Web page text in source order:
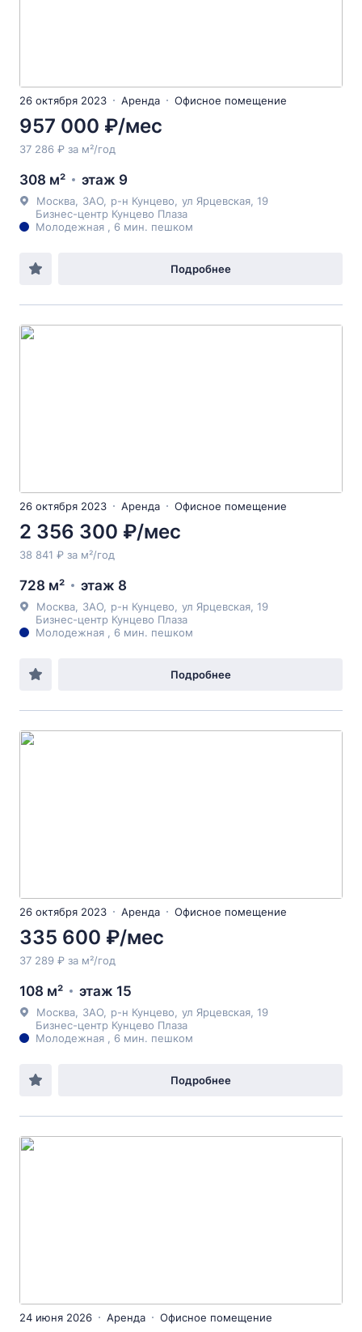
26 октября 2023 Аренда Офисное помещение
957 000 ₽/мес
37 286 ₽ за м²/год
308 м² этаж 9
Москва ЗАО р-н Кунцево ул Ярцевская , 19
Бизнес-центр Кунцево Плаза
Молодежная , 6 мин. пешком
Подробнее
26 октября 2023 Аренда Офисное помещение
2 356 300 ₽/мес
38 841 ₽ за м²/год
728 м² этаж 8
Москва ЗАО р-н Кунцево ул Ярцевская , 19
Бизнес-центр Кунцево Плаза
Молодежная , 6 мин. пешком
Подробнее
26 октября 2023 Аренда Офисное помещение
335 600 ₽/мес
37 289 ₽ за м²/год
108 м² этаж 15
Москва ЗАО р-н Кунцево ул Ярцевская , 19
Бизнес-центр Кунцево Плаза
Молодежная , 6 мин. пешком
Подробнее
24 июня 2026 Аренда Офисное помещение